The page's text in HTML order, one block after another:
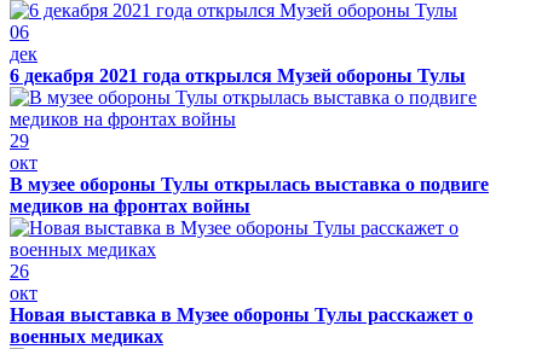
06
дек
6 декабря 2021 года открылся Музей обороны Тулы
29
окт
В музее обороны Тулы открылась выставка о подвиге
медиков на фронтах войны
26
окт
Новая выставка в Музее обороны Тулы расскажет о
военных медиках